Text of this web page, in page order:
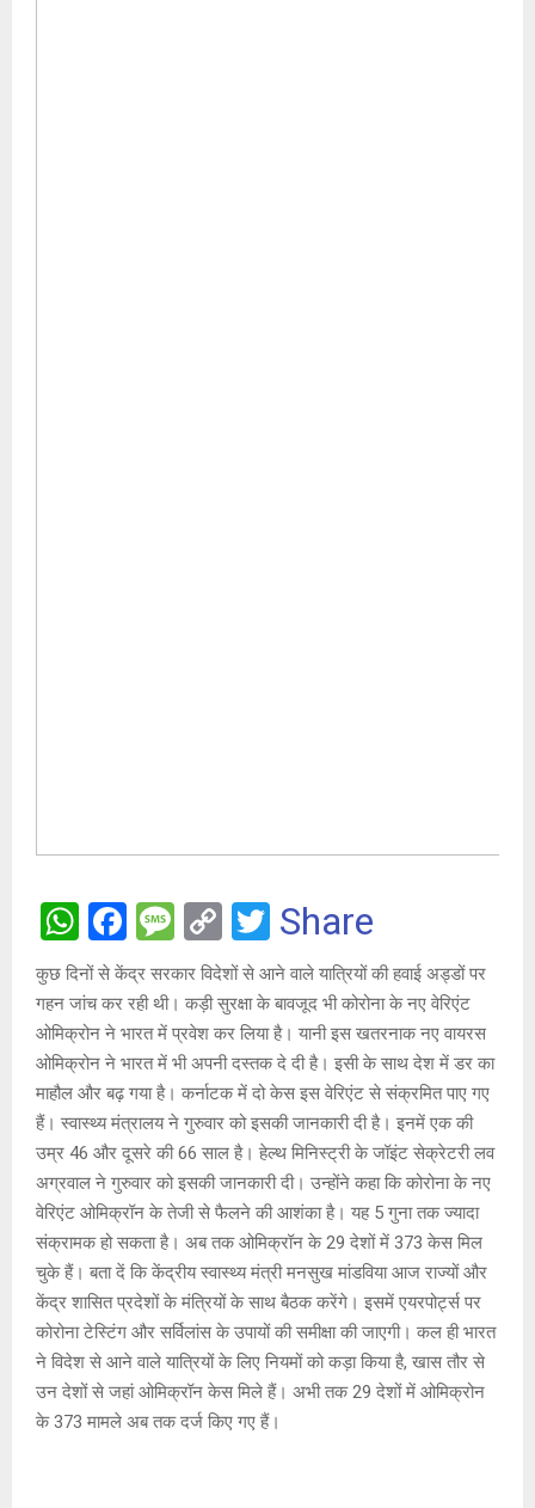
W
h
at
s
A
p
p
F
a
ce
b
o
o
k
M
es
s
a
g
e
C
o
py
Li
n
k
T
wi
tt
er
Share
कुछ दिनों से केंद्र सरकार विदेशों से आने वाले यात्रियों की हवाई अड्डों पर
गहन जांच कर रही थी। कड़ी सुरक्षा के बावजूद भी कोरोना के नए वेरिएंट
ओमिक्रोन ने भारत में प्रवेश कर लिया है। यानी इस खतरनाक नए वायरस
ओमिक्रोन ने भारत में भी अपनी दस्तक दे दी है। इसी के साथ देश में डर का
माहौल और बढ़ गया है। कर्नाटक में दो केस इस वेरिएंट से संक्रमित पाए गए
हैं। स्वास्थ्य मंत्रालय ने गुरुवार को इसकी जानकारी दी है। इनमें एक की
उम्र 46 और दूसरे की 66 साल है। हेल्थ मिनिस्ट्री के जॉइंट सेक्रेटरी लव
अग्रवाल ने गुरुवार को इसकी जानकारी दी। उन्होंने कहा कि कोरोना के नए
वेरिएंट ओमिक्रॉन के तेजी से फैलने की आशंका है। यह 5 गुना तक ज्यादा
संक्रामक हो सकता है। अब तक ओमिक्रॉन के 29 देशों में 373 केस मिल
चुके हैं। बता दें कि केंद्रीय स्वास्थ्य मंत्री मनसुख मांडविया आज राज्यों और
केंद्र शासित प्रदेशों के मंत्रियों के साथ बैठक करेंगे। इसमें एयरपोर्ट्स पर
कोरोना टेस्टिंग और सर्विलांस के उपायों की समीक्षा की जाएगी। कल ही भारत
ने विदेश से आने वाले यात्रियों के लिए नियमों को कड़ा किया है, खास तौर से
उन देशों से जहां ओमिक्रॉन केस मिले हैं। अभी तक 29 देशों में ओमिक्रोन
के 373 मामले अब तक दर्ज किए गए हैं।